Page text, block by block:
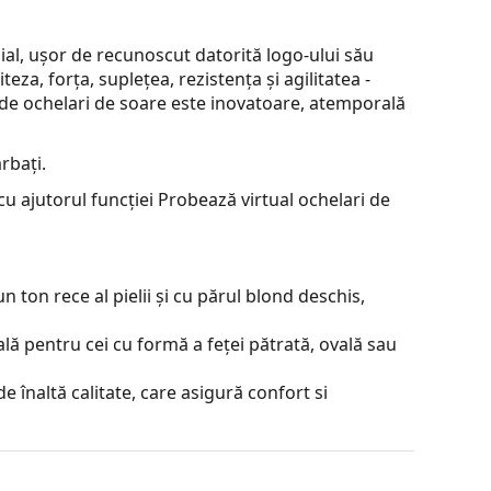
ușor de recunoscut datorită logo-ului său
forța, suplețea, rezistența și agilitatea -
ochelari de soare este inovatoare, atemporală
ajutorul funcției Probează virtual ochelari de
ton rece al pielii și cu părul blond deschis,
pentru cei cu formă a feței pătrată, ovală sau
înaltă calitate, care asigură confort si